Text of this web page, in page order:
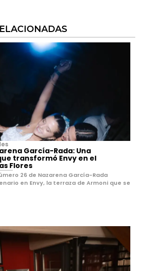
García-Rada: Una
transformó Envy en el
Flores
26 de Nazarena García-Rada
en Envy, la terraza de Armoni que se